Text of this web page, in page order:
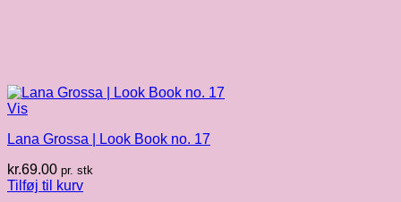
Vis
Lana Grossa | Look Book no. 17
kr.69.00 pr. stk
Tilføj til kurv